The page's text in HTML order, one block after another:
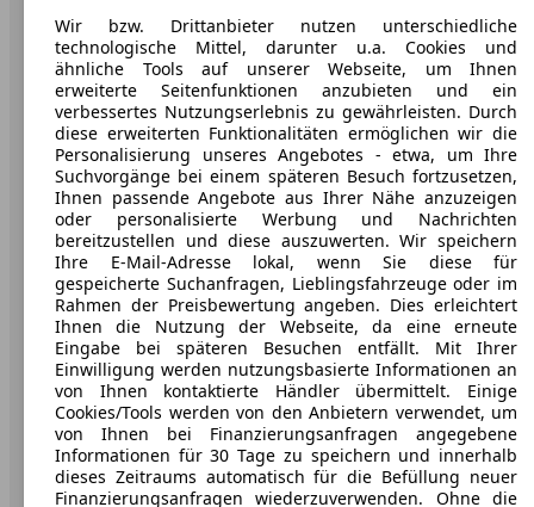
Unternehmen
Über AutoScout24
Presse
Karriere
Werbung
AGB
Datenschutz
Impressum
Erklärung zur Barrierefreiheit
Service
Händler
Wir bzw. Drittanbieter nutzen unterschiedliche
technologische Mittel, darunter u.a. Cookies und
ähnliche Tools auf unserer Webseite, um Ihnen
erweiterte Seitenfunktionen anzubieten und ein
verbessertes Nutzungserlebnis zu gewährleisten. Durch
diese erweiterten Funktionalitäten ermöglichen wir die
Personalisierung unseres Angebotes - etwa, um Ihre
Suchvorgänge bei einem späteren Besuch fortzusetzen,
Ihnen passende Angebote aus Ihrer Nähe anzuzeigen
oder personalisierte Werbung und Nachrichten
bereitzustellen und diese auszuwerten. Wir speichern
Ihre E-Mail-Adresse lokal, wenn Sie diese für
gespeicherte Suchanfragen, Lieblingsfahrzeuge oder im
Rahmen der Preisbewertung angeben. Dies erleichtert
Ihnen die Nutzung der Webseite, da eine erneute
Eingabe bei späteren Besuchen entfällt. Mit Ihrer
Einwilligung werden nutzungsbasierte Informationen an
von Ihnen kontaktierte Händler übermittelt. Einige
Cookies/Tools werden von den Anbietern verwendet, um
von Ihnen bei Finanzierungsanfragen angegebene
Informationen für 30 Tage zu speichern und innerhalb
dieses Zeitraums automatisch für die Befüllung neuer
Finanzierungsanfragen wiederzuverwenden. Ohne die